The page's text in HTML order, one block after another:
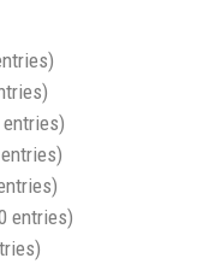
entries)